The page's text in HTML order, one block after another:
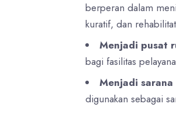
berperan dalam
kuratif, dan
Menjadi pusat
bagi fasilitas
Menjadi
digunakan sebagai